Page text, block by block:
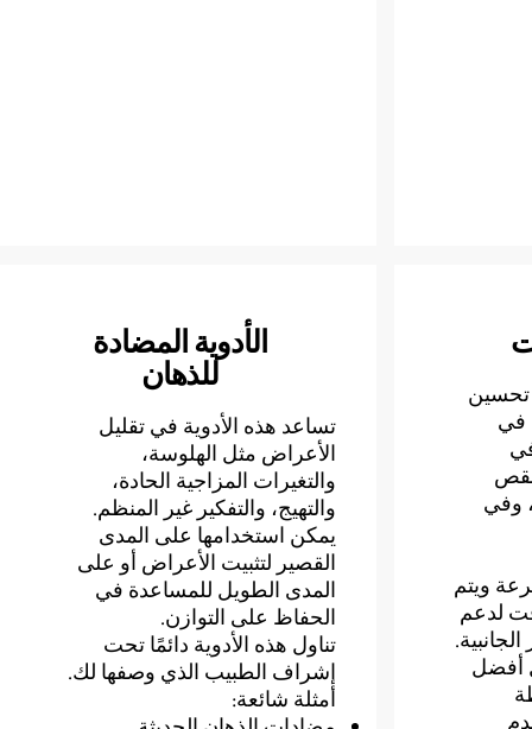
الأدوية المضادة
للذهان
تساعد هذه الأدوية في تقليل
الأعراض مثل الهلوسة،
والتغيرات المزاجية الحادة،
والتهيج، والتفكير غير المنظم.
يمكن استخدامها على المدى
القصير لتثبيت الأعراض أو على
المدى الطويل للمساعدة في
الحفاظ على التوازن.
تناول هذه الأدوية دائمًا تحت
إشراف الطبيب الذي وصفها لك.
أمثلة شائعة:
تحسين
في
وفي
ويتم
لدعم
أفضل